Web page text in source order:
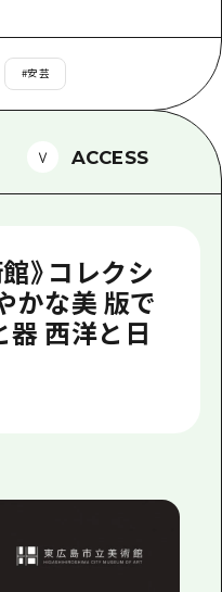
イド
ーリズム
報
ード
#安芸
ACCESS
》コレクシ
かな美 版で
西洋と日